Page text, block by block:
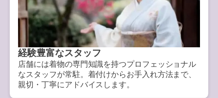
経験豊富なスタッフ
店舗には着物の専門知識を持つプロフェッショナル
なスタッフが常駐。着付けからお手入れ方法まで、
親切・丁寧にアドバイスします。